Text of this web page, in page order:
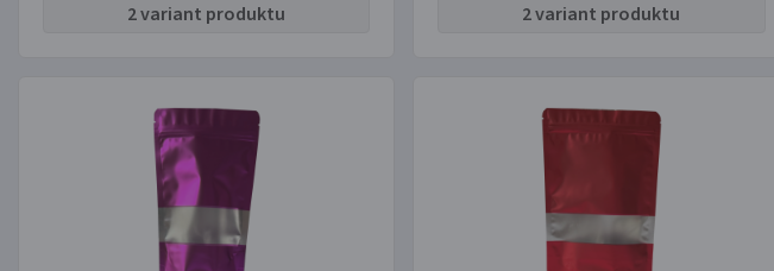
2 variant produktu 2 variant produktu